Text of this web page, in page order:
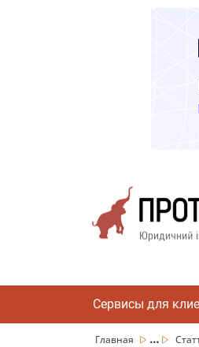
Сервисы для
Главная ...